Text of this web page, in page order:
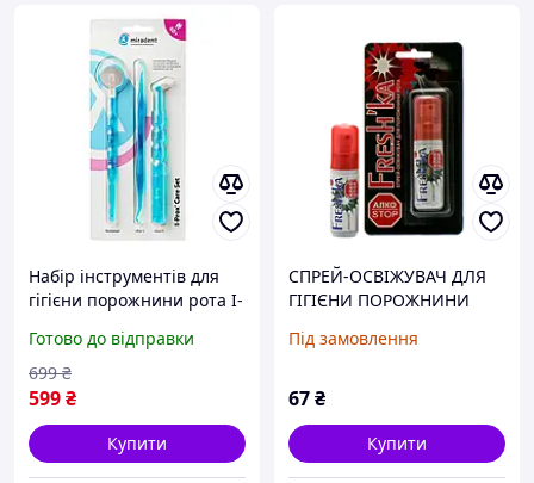
Набір інструментів для
гігієни порожнини рота I-
Монопучкова щітка,
Скейлер, Дзеркало,
Мірадент
Готово до відправки
599₴
699 ₴
Купити
СПРЕЙ-ОСВІЖУВАЧ ДЛЯ
ГІГІЄНИ ПОРОЖНИНИ
STOP, 15 мл, блістер№1
Під замовлення
67₴
Купити